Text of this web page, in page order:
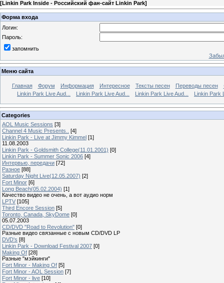
[Linkin Park Inside - Российский фан-сайт Linkin Park]
Форма входа
Логин:
Пароль:
запомнить
Меню сайта
Главная Форум Информация Интересное Тексты песен Переводы песен
Linkin Park Live Aud...
Linkin Park Live Aud... Linkin Park Live Aud... Linkin Park
Categories
AOL Music Sessions [3]
Channel 4 Music Presents..
[4]
Linkin Park - Live at Jimmy Kimmel [1]
11.08.2003
Linkin Park - Goldsmith College(11.01.2001) [0]
Linkin Park - Summer Sonic 2006 [4]
Интервью, передачи [72]
Разное [88]
Saturday Night Live(12.05.2007) [2]
Fort Minor [6]
Long Beach(05.02.2004) [1]
Качество видео не очень, а вот аудио норм
LPTV [105]
Third Encore Session [5]
Toronto, Canada, SkyDome [0]
05.07.2003
CD/DVD "Road to Revolution" [0]
Разные видео связанные с новым CD/DVD LP
DVD's [8]
Linkin Park - Download Festival 2007 [0]
Making Of [28]
Разные "мэйкинги"
Fort Minor - Making Of [5]
Fort Minor - AOL Session [7]
Fort Minor - live [10]